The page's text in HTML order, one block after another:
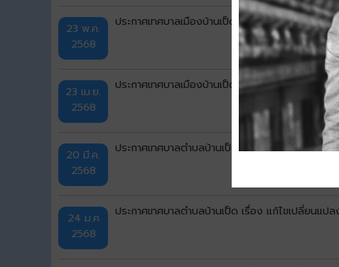
23 พ.ค.
2568
ประกาศเทศบาลเมืองบ้านเป็ด เรื่อง แก้ไขเปลี่ยนแ
23 เม.ย.
2568
ประกาศเทศบาลเมืองบ้านเป็ด เรื่อง แก้ไขเปลี่ยนแ
20 มี.ค.
2568
ประกาศเทศบาลตำบลบ้านเป็ด เรื่อง แก้ไขเปลี่ยน
24 ม.ค
2568
ประกาศเทศบาลตำบลบ้านเป็ด เรื่อง แก้ไขเปลี่ยน